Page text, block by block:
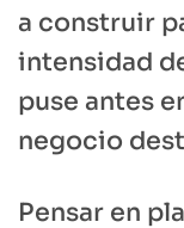
a construir
intensidad
puse antes
negocio
Pensar en